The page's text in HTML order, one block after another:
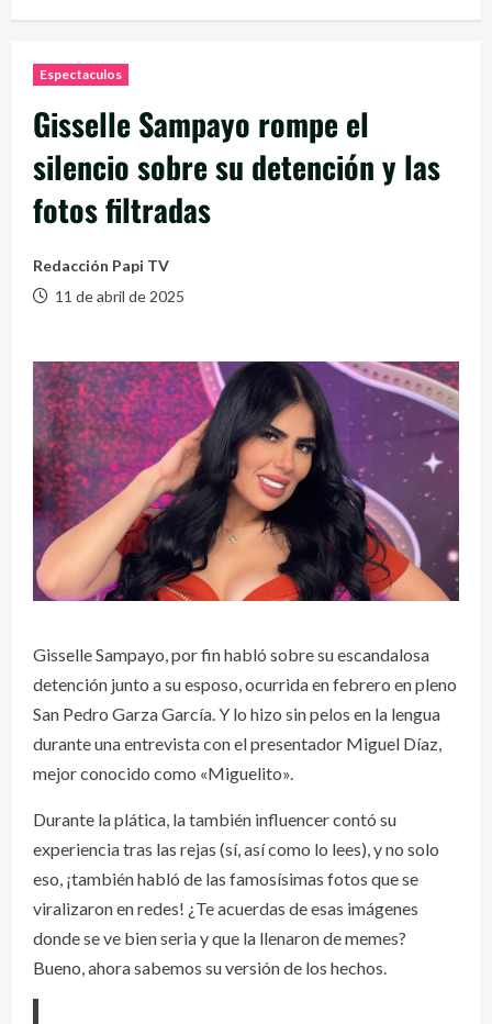
Espectaculos
Gisselle Sampayo rompe el
silencio sobre su detención y las
fotos filtradas
Redacción Papi TV
11 de abril de 2025
Gisselle Sampayo, por fin habló sobre su escandalosa
detención junto a su esposo, ocurrida en febrero en pleno
San Pedro Garza García. Y lo hizo sin pelos en la lengua
durante una entrevista con el presentador Miguel Díaz,
mejor conocido como «Miguelito».
Durante la plática, la también influencer contó su
experiencia tras las rejas (sí, así como lo lees), y no solo
eso, ¡también habló de las famosísimas fotos que se
viralizaron en redes! ¿Te acuerdas de esas imágenes
donde se ve bien seria y que la llenaron de memes?
Bueno, ahora sabemos su versión de los hechos.